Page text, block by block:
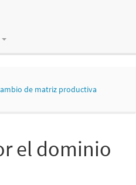
de matriz productiva
el dominio